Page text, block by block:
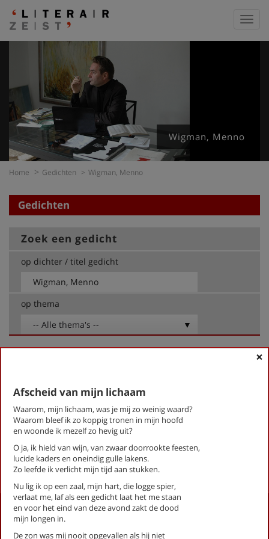
Wigman, Menno
Home Gedichten Wigman, Menno
Gedichten
Zoek een gedicht
op dichter / titel gedicht
op thema
-- Alle thema's --
Afscheid van mijn lichaam
Ik weet dat het er is
Levensloop
Zwembad Den Dolder
«First ‹Previous
1 ›Next»Last
×
Afscheid van mijn lichaam
Waarom, mijn lichaam, was je mij zo weinig waard?
Waarom bleef ik zo koppig tronen in mijn hoofd
en woonde ik mezelf zo hevig uit?
O ja, ik hield van wijn, van zwaar doorrookte feesten,
lucide kaders en oneindig gulle lakens.
Zo leefde ik verlicht mijn tijd aan stukken.
Nu lig ik op een zaal, mijn hart, die logge spier,
verlaat me, laf als een gedicht laat het me staan
en voor het eind van deze avond zakt de dood
mijn longen in.
De zon was mij nooit opgevallen als hij niet
Activiteiten
Lezingen door en over schrijvers